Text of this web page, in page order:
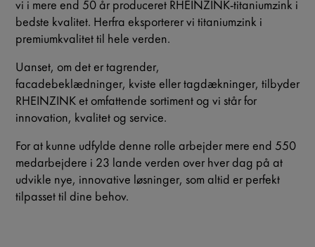
vi i mere end 50 år produceret RHEINZINK-titaniumzink i
bedste kvalitet. Herfra eksporterer vi titaniumzink i
premiumkvalitet til hele verden.
Uanset, om det er tagrender,
facadebeklædninger, kviste eller tagdækninger, tilbyder
RHEINZINK et omfattende sortiment og vi står for
innovation, kvalitet og service.
For at kunne udfylde denne rolle arbejder mere end 550
medarbejdere i 23 lande verden over hver dag på at
udvikle nye, innovative løsninger, som altid er perfekt
tilpasset til dine behov.